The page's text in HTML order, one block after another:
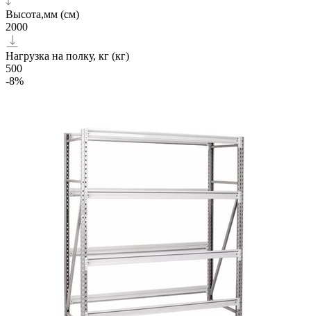
Высота,мм (см)
2000
Нагрузка на полку, кг (кг)
500
-8%